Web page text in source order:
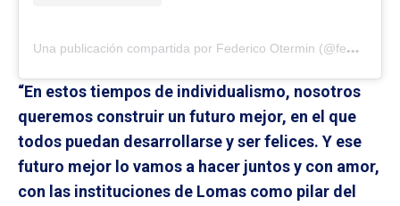
U
na publicación compartida por Federico Otermin (@federico.otermin)
“En estos tiempos de individualismo, nosotros
queremos construir un futuro mejor, en el que
todos puedan desarrollarse y ser felices. Y ese
futuro mejor lo vamos a hacer juntos y con amor,
con las instituciones de Lomas como pilar del